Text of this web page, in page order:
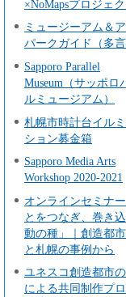
×NoMapsプロジェク
ミュージーアム＆
パークガイド（多言
Sapporo Parallel
Museum（サッポロ
ルミュージアム）
札幌市時計台イル
ション募金箱
Sapporo Media Arts
Workshop 2020-2021
オンラインセミナ
とをつなぎ、巻き
動の種」｜創造都
と札幌の事例から
ユネスコ創造都市
による共同制作プ